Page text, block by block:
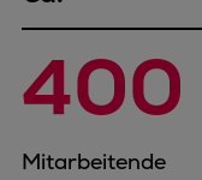
400
Mitarbeitende